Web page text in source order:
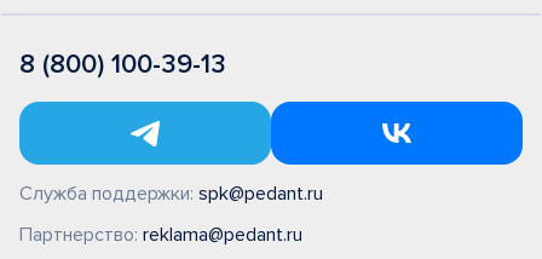
8 (800) 100-39-13
Служба поддержки: spk@pedant.ru
Партнерство: reklama@pedant.ru